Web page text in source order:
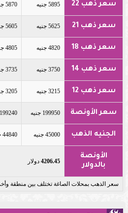
سعر ذهب 22 5895 جنيه 5870 جنيه
سعر ذهب 21 5625 جنيه 5605 جنيه
سعر ذهب 18 4820 جنيه 4805 جنيه
سعر ذهب 14 3750 جنيه 3735 جنيه
سعر ذهب 12 3215 جنيه 3205 جنيه
سعر الأونصة 199950 جنيه 199240 جنيه
الجنيه الذهب 45000 جنيه 44840 جنيه
الأونصة
بالدولار
4206.45 دولار
سعر الذهب بمحلات الصاغة تختلف بين منطقة